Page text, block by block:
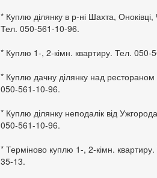
* Куплю ділянку в р-ні Шахта,
Тел. 050-561-10-96.
* Куплю 1-, 2-кімн. квартиру. Тел. 050-
* Куплю дачну ділянку над рестораном
050-561-10-96.
* Куплю ділянку неподалік від
050-561-10-96.
* Терміново куплю 1-, 2-кімн.
35-13.